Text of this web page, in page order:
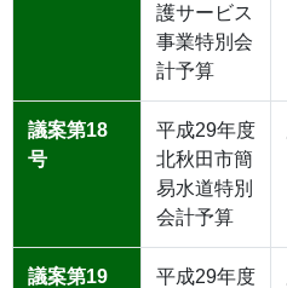
護サービス
事業特別会
計予算
議案第18
号
平成29年度
北秋田市簡
易水道特別
会計予算
議案第19
平成29年度